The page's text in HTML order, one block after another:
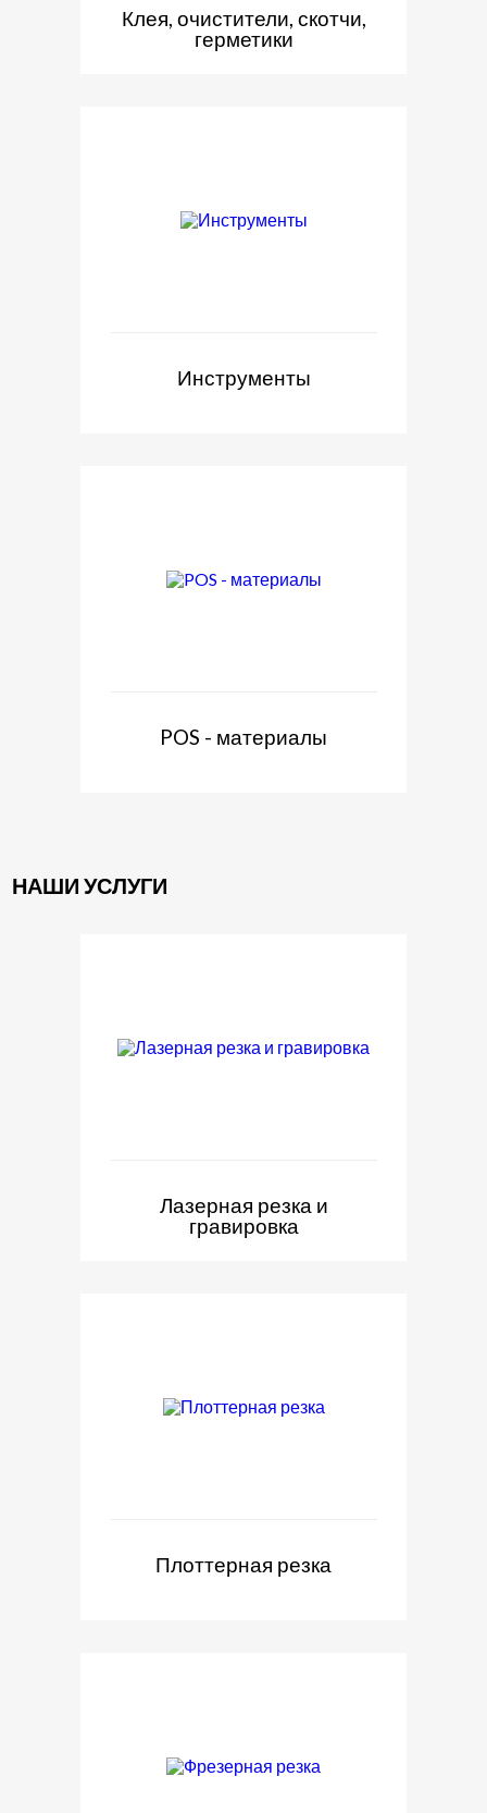
Клея, очистители, скотчи,
герметики
Инструменты
POS - материалы
НАШИ УСЛУГИ
Лазерная резка и
гравировка
Плоттерная резка